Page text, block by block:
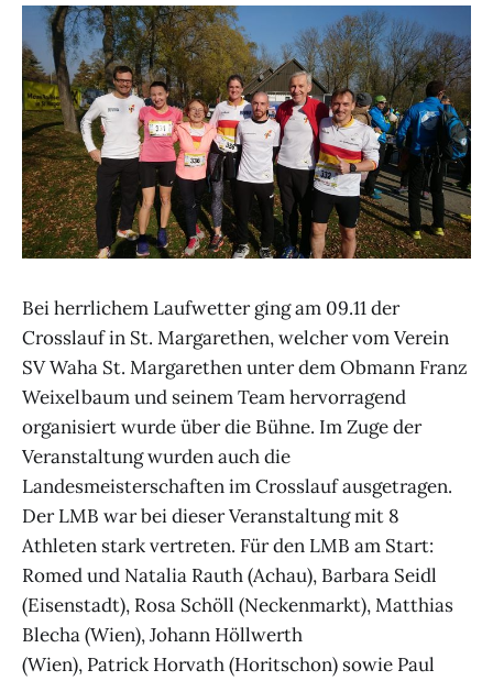
Bei herrlichem Laufwetter ging am 09.11 der
Crosslauf in St. Margarethen, welcher vom Verein
SV Waha St. Margarethen unter dem Obmann Franz
Weixelbaum und seinem Team hervorragend
organisiert wurde über die Bühne. Im Zuge der
Veranstaltung wurden auch die
Landesmeisterschaften im Crosslauf ausgetragen.
Der LMB war bei dieser Veranstaltung mit 8
Athleten stark vertreten. Für den LMB am Start:
Romed und Natalia Rauth (Achau), Barbara Seidl
(Eisenstadt), Rosa Schöll (Neckenmarkt), Matthias
Blecha (Wien), Johann Höllwerth
(Wien), Patrick Horvath (Horitschon) sowie Paul